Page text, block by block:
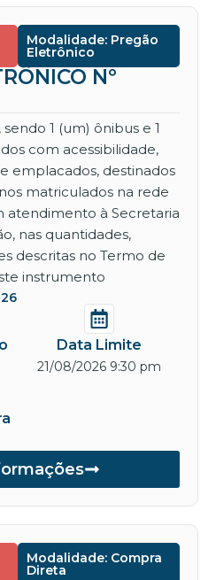
Modalidade: Pregão
Eletrônico
Nº
1 (um) ônibus e 1
com acessibilidade,
emplacados, destinados
matriculados na rede
atendimento à Secretaria
nas quantidades,
descritas no Termo de
instrumento
Data Limite
21/08/2026 9:30 pm
Modalidade: Compra
Direta